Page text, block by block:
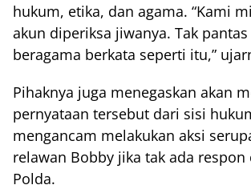
hukum, etika, dan agama. “Kami
akun diperiksa jiwanya. Tak
beragama berkata seperti itu,”
Pihaknya juga menegaskan akan
pernyataan tersebut dari sisi
mengancam melakukan aksi
relawan Bobby jika tak ada respon
Polda.